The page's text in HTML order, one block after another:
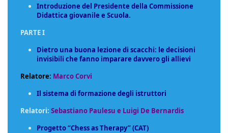
Introduzione del Presidente della Commissione
Didattica giovanile e Scuola.
PARTE I
Dietro una buona lezione di scacchi: le decisioni
invisibili che fanno imparare davvero gli allievi
Relatore: Marco Corvi
Il sistema di formazione degli istruttori
Relatori: Sebastiano Paulesu e Luigi De Bernardis
Progetto “Chess as Therapy” (CAT)